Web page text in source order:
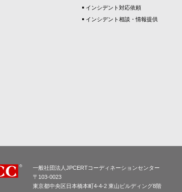
インシデント対応依頼
インシデント相談・情報提供
一般社団法人JPCERTコーディネーションセンター
〒103-0023
東京都中央区日本橋本町4-4-2 東山ビルディング8階